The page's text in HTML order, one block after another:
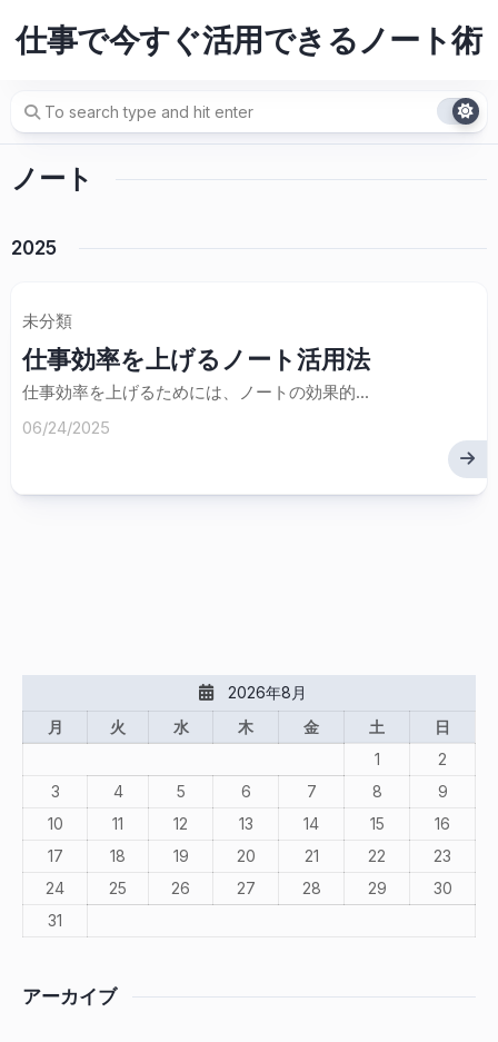
content
仕事で今すぐ活用できるノート術
ノート
2025
未分類
仕事効率を上げるノート活用法
仕事効率を上げるためには、ノートの効果的...
06/24/2025
2026年8月
月
火 水 木 金 土
日
1
2
3
4 5 6 7 8
9
10
11 12 13 14 15
16
17
18 19 20 21 22
23
24
25 26 27 28 29
30
31
アーカイブ